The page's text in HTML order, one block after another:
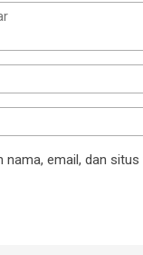
nama, email, dan